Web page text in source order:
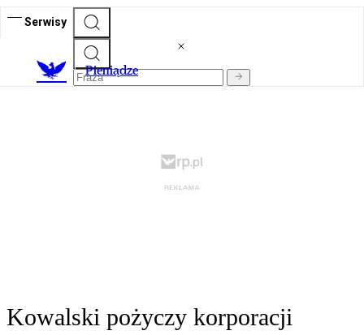
Serwisy
Pieniądze
Kowalski pożyczy korporacji